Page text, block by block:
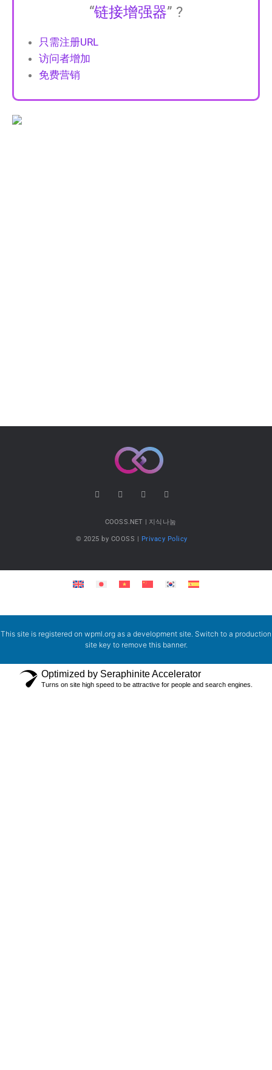
“链接增强器” ?
只需注册URL
访问者增加
免费营销
COOSS.NET | 지식나눔
© 2025 by COOSS | Privacy Policy
This site is registered on wpml.org as a development site. Switch to a production
site key to remove this banner.
Optimized by Seraphinite Accelerator
Turns on site high speed to be attractive for people and search engines.